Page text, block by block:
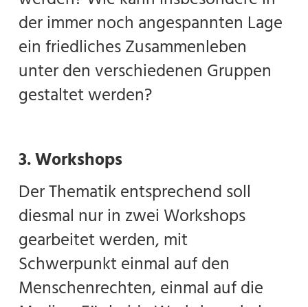
der immer noch angespannten Lage
ein friedliches Zusammenleben
unter den verschiedenen Gruppen
gestaltet werden?
3. Workshops
Der Thematik entsprechend soll
diesmal nur in zwei Workshops
gearbeitet werden, mit
Schwerpunkt einmal auf den
Menschenrechten, einmal auf die